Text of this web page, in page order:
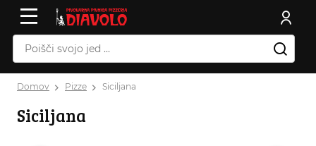
Domov Pizze Siciljana
Siciljana